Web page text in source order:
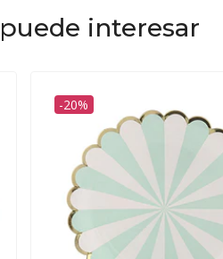
interesar
-20%